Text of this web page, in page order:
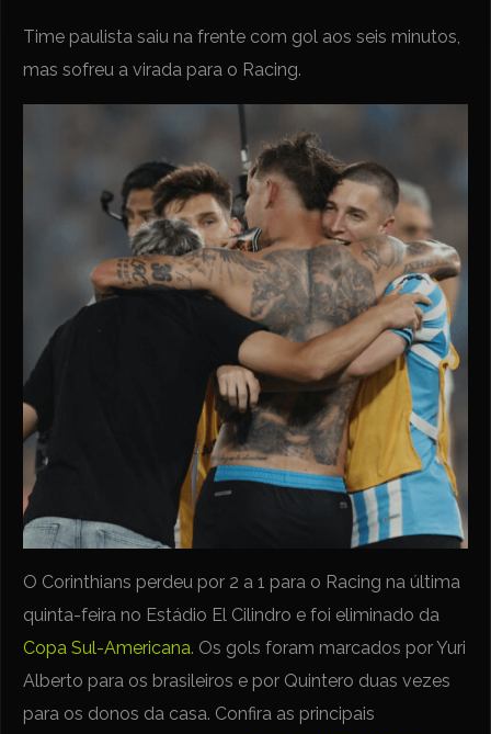
Time paulista saiu na frente com gol aos seis minutos,
mas sofreu a virada para o Racing.
O Corinthians perdeu por 2 a 1 para o Racing na última
quinta-feira no Estádio El Cilindro e foi eliminado da
Copa Sul-Americana. Os gols foram marcados por Yuri
Alberto para os brasileiros e por Quintero duas vezes
para os donos da casa. Confira as principais